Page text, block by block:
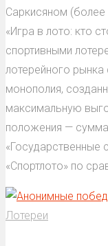
Саркисяном
«Игра в лото: кто
спортивными
лотерейного
монополия,
максимальную
положения —
«Государственные
«Спортлото» по
Лотереи